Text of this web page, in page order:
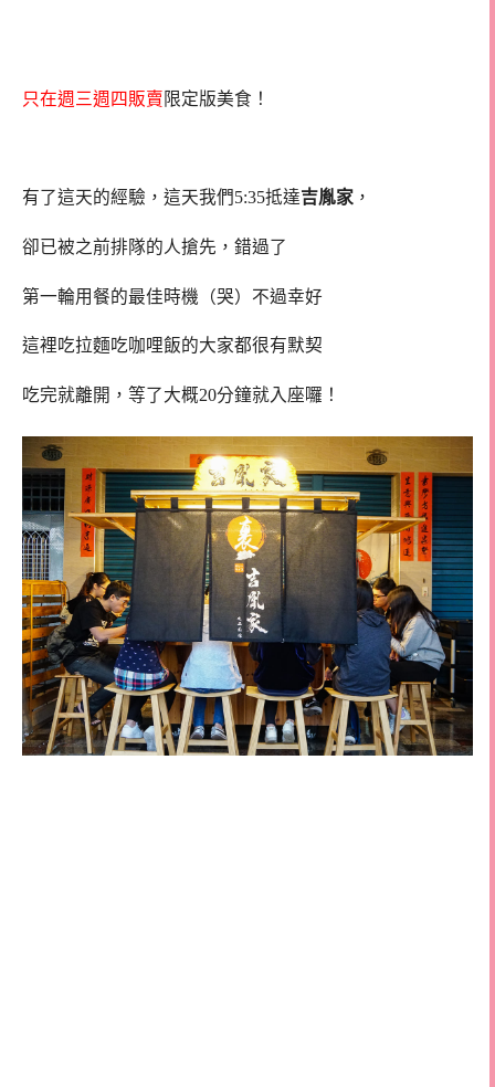
只在週三週四販賣 限定版美食！
有了這天的經驗，這天我們5:35抵達吉胤家 ，
卻已被之前排隊的人搶先，錯過了
第一輪用餐的最佳時機（哭）不過幸好
這裡吃拉麵吃咖哩飯的大家都很有默契
吃完就離開，等了大概20分鐘就入座囉！